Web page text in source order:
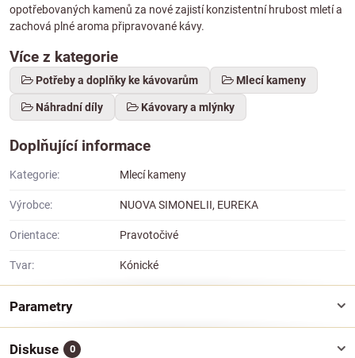
opotřebovaných kamenů za nové zajistí konzistentní hrubost mletí a
zachová plné aroma připravované kávy.
Více z kategorie
Potřeby a doplňky ke kávovarům Mlecí kameny
Náhradní díly Kávovary a mlýnky
Doplňující informace
Kategorie: Mlecí kameny
Výrobce: NUOVA SIMONELII, EUREKA
Orientace: Pravotočivé
Tvar: Kónické
Parametry
Diskuse 0